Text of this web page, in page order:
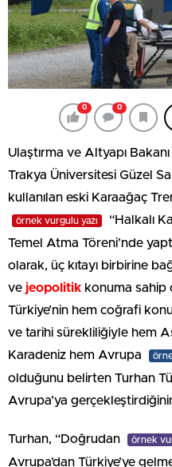
0 0
Ulaştırma ve Altyapı
Trakya Üniversitesi Güzel
kullanılan eski Karaağaç
örnek vurgulu yazı
“Halkalı
Temel Atma Töreni’nde
olarak, üç kıtayı birbirine
ve jeopolitik konuma sahip
Türkiye’nin hem coğrafi
ve tarihi sürekliliğiyle hem
Karadeniz hem Avrupa
olduğunu belirten Turhan
Avrupa’ya
Turhan, “Doğrudan örnek
Avrupa’dan Türkiye’ye